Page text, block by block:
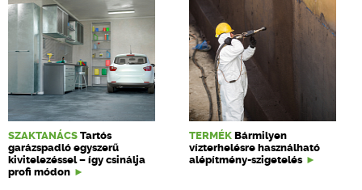
SZAKTANÁCS Tartós
garázspadló egyszerű
kivitelezéssel – így csinálja
profi módon
TERMÉK Bármilyen
vízterhelésre használható
alépítmény-szigetelés